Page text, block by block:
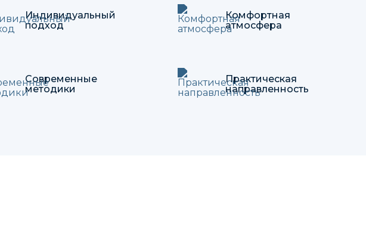
Индивидуальный
подход
Комфортная
атмосфера
Современные
методики
Практическая
направленность